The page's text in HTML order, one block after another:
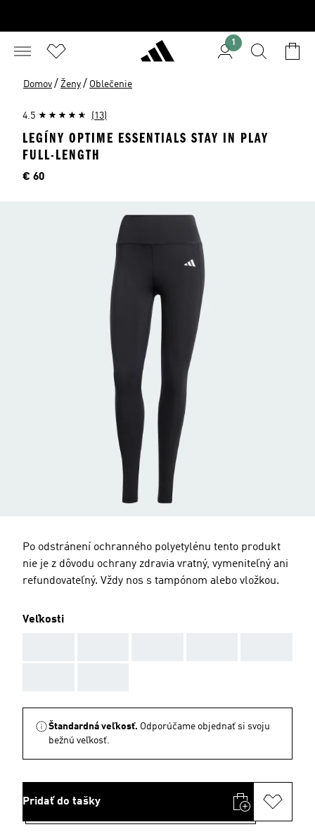
1
Domov / Ženy / Oblečenie
4.5 (13)
LEGÍNY OPTIME ESSENTIALS STAY IN PLAY
FULL-LENGTH
Cena
€ 60
Po odstránení ochranného polyetylénu tento produkt
nie je z dôvodu ochrany zdravia vratný, vymeniteľný ani
refundovateľný. Vždy nos s tampónom alebo vložkou.
Veľkosti
Štandardná veľkosť. Odporúčame objednať si svoju
bežnú veľkosť.
Pridať do tašky